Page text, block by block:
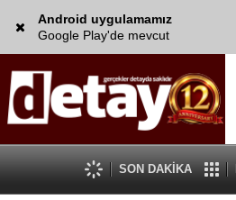
Android uygulamamız
Google Play'de mevcut
SON DAKİKA